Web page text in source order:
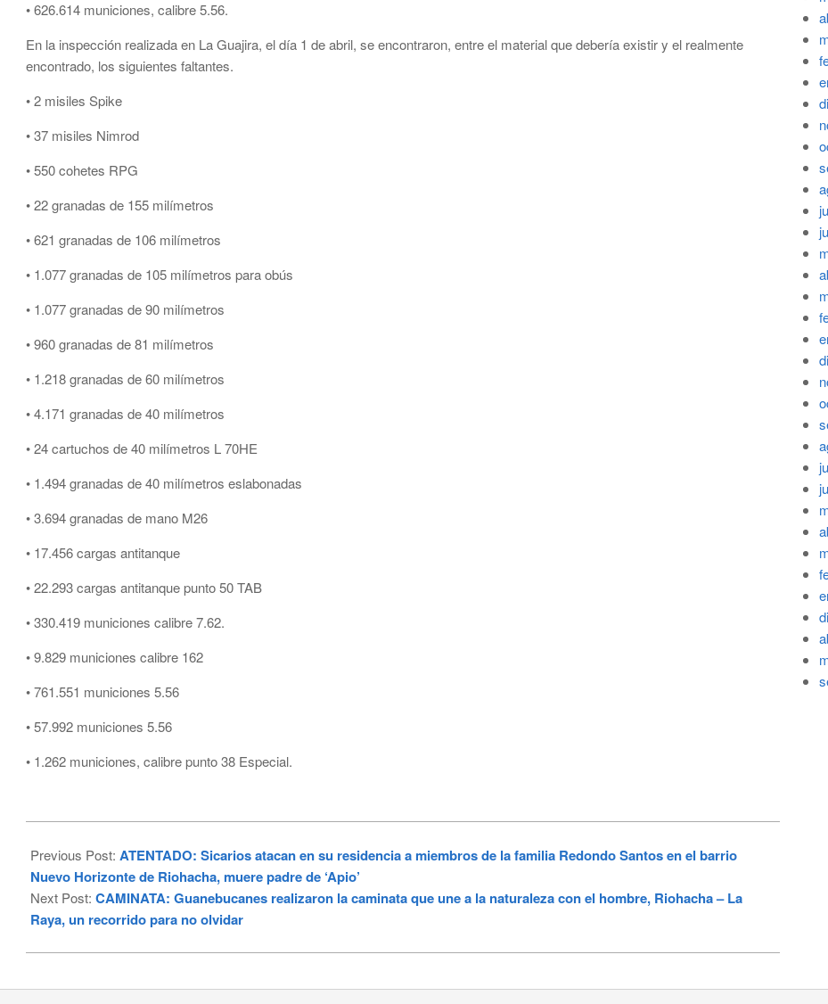
• 626.614 municiones, calibre 5.56.
En la inspección realizada en La Guajira, el día 1 de abril, se encontraron, entre el material que debería existir y el realmente
encontrado, los siguientes faltantes.
• 2 misiles Spike
• 37 misiles Nimrod
• 550 cohetes RPG
• 22 granadas de 155 milímetros
• 621 granadas de 106 milímetros
• 1.077 granadas de 105 milímetros para obús
• 1.077 granadas de 90 milímetros
• 960 granadas de 81 milímetros
• 1.218 granadas de 60 milímetros
• 4.171 granadas de 40 milímetros
• 24 cartuchos de 40 milímetros L 70HE
• 1.494 granadas de 40 milímetros eslabonadas
• 3.694 granadas de mano M26
• 17.456 cargas antitanque
• 22.293 cargas antitanque punto 50 TAB
• 330.419 municiones calibre 7.62.
• 9.829 municiones calibre 162
• 761.551 municiones 5.56
• 57.99​2 municiones 5.56
• 1.262 municiones, calibre punto 38 Especial.
05-
01
Previous Post: ATENTADO: Sicarios atacan en su residencia a miembros de la familia Redondo Santos en el barrio
Nuevo Horizonte de Riohacha, muere padre de ‘Apio’
Next Post: CAMINATA: Guanebucanes realizaron la caminata que une a la naturaleza con el hombre, Riohacha – La
Raya, un recorrido para no olvidar